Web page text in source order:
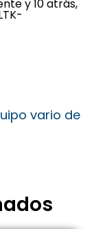
y 10 atrás,
vario de